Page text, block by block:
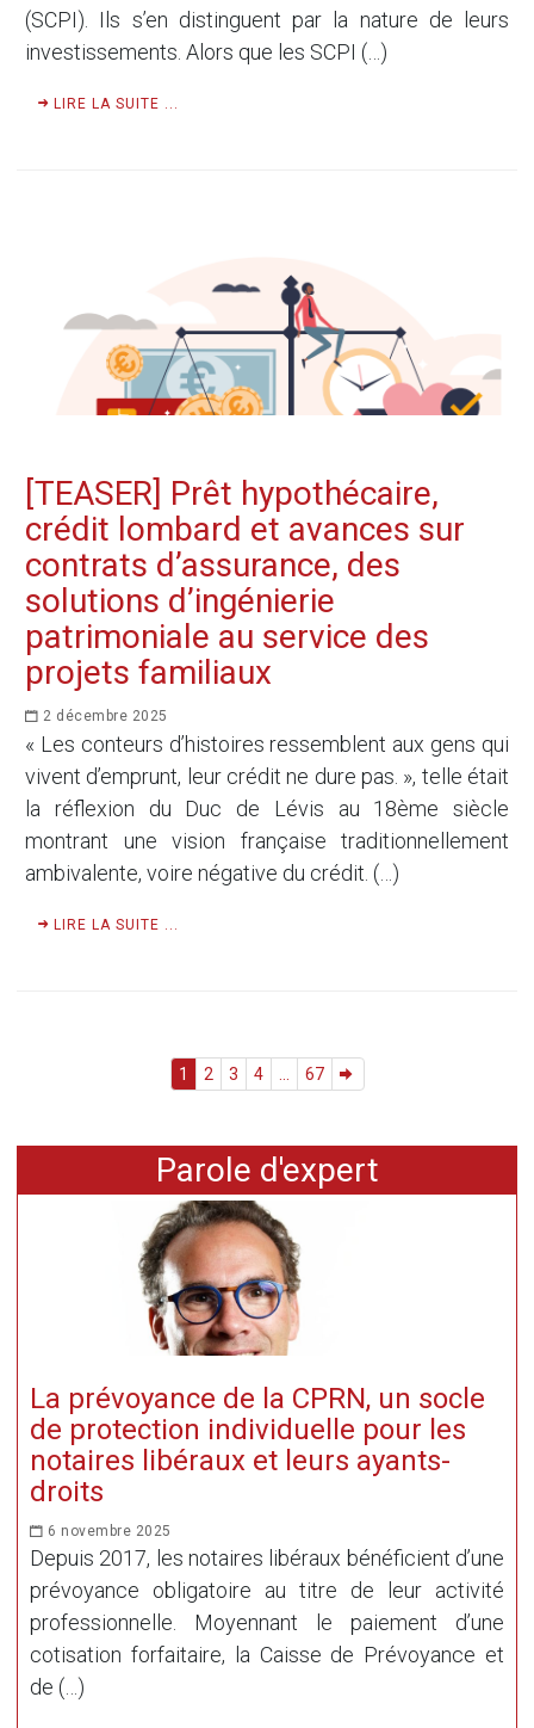
(SCPI). Ils s’en distinguent par la nature de leurs
investissements. Alors que les SCPI (…)
LIRE LA SUITE ...
[TEASER] Prêt hypothécaire,
crédit lombard et avances sur
contrats d’assurance, des
solutions d’ingénierie
patrimoniale au service des
projets familiaux
2 décembre 2025
« Les conteurs d’histoires ressemblent aux gens qui
vivent d’emprunt, leur crédit ne dure pas. », telle était
la réflexion du Duc de Lévis au 18ème siècle
montrant une vision française traditionnellement
ambivalente, voire négative du crédit. (…)
LIRE LA SUITE ...
1 2 3 4 67
Parole d'expert
La prévoyance de la CPRN, un socle
de protection individuelle pour les
notaires libéraux et leurs ayants-
droits
6 novembre 2025
Depuis 2017, les notaires libéraux bénéficient d’une
prévoyance obligatoire au titre de leur activité
professionnelle. Moyennant le paiement d’une
cotisation forfaitaire, la Caisse de Prévoyance et
de (…)